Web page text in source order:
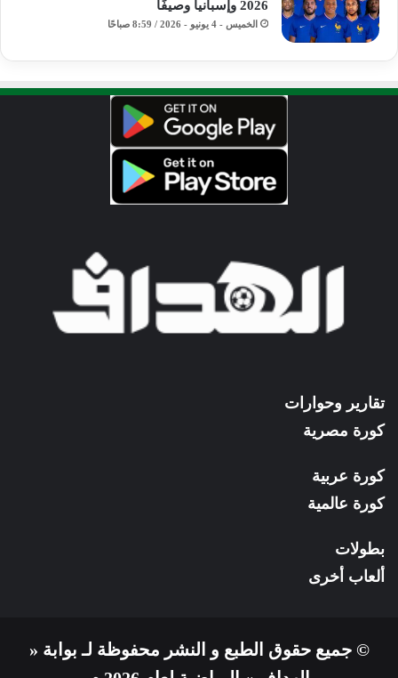
2026 وإسبانيا وصيفًا
الخميس - 4 يونيو - 2026 / 8:59 صباحًا
تقارير وحوارات
كورة مصرية
كورة عربية
كورة عالمية
بطولات
ألعاب أخرى
© جميع حقوق الطبع و النشر محفوظة لـ بوابة «